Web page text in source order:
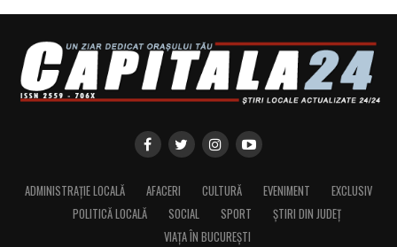
ADMINISTRAȚIE LOCALĂ AFACERI CULTURĂ EVENIMENT
EXCLUSIV
POLITICĂ LOCALĂ
SOCIAL SPORT
ȘTIRI DIN JUDEȚ
VIAȚA ÎN BUCUREȘTI